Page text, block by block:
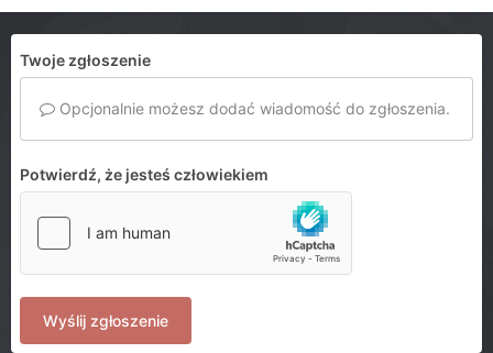
Twoje zgłoszenie
Opcjonalnie możesz dodać wiadomość do zgłoszenia.
Potwierdź, że jesteś człowiekiem
Wyślij zgłoszenie